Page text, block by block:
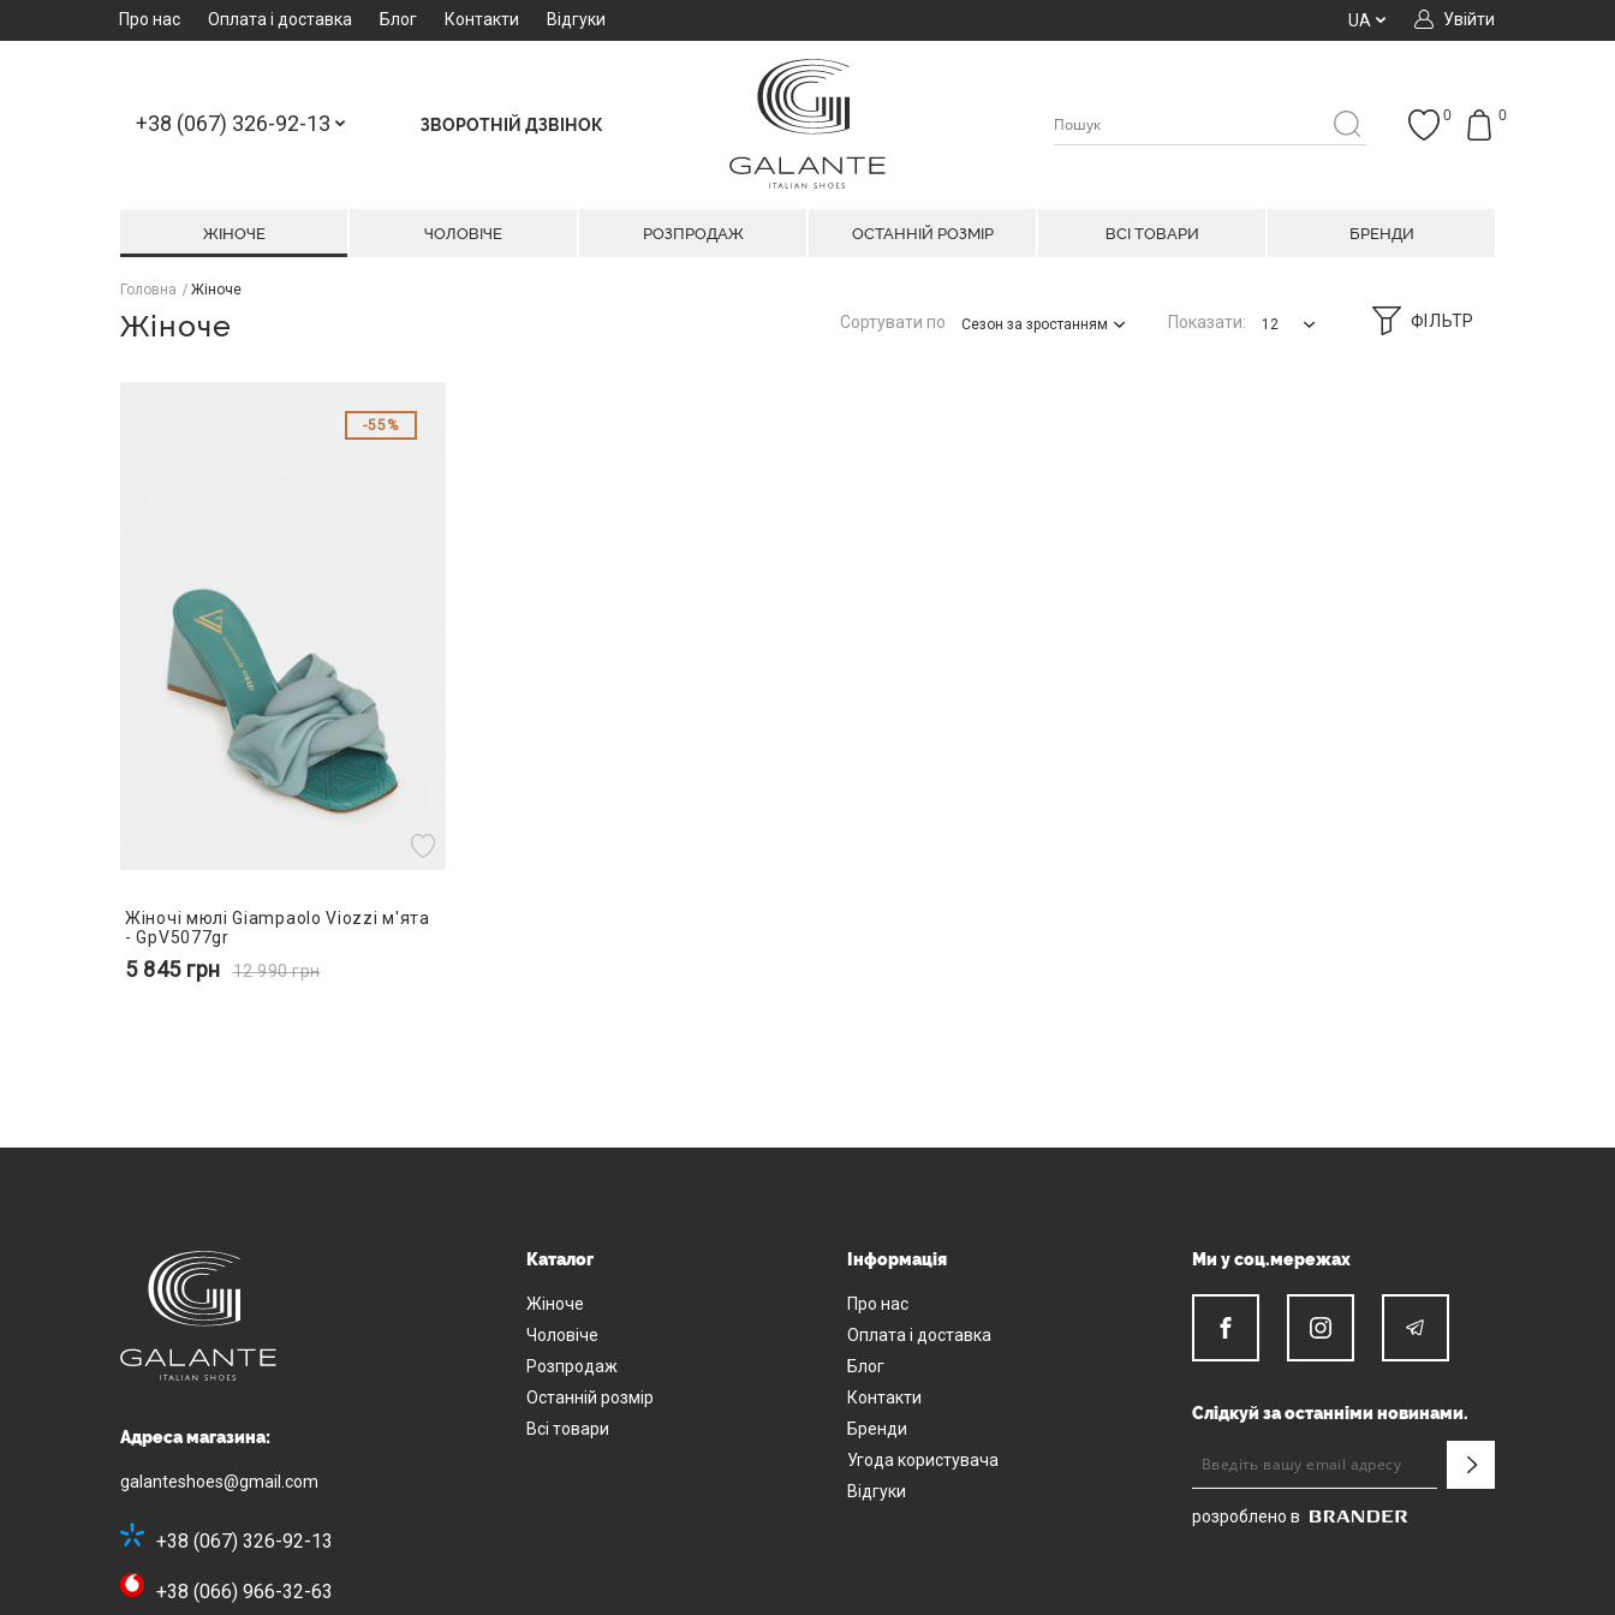
Про нас Оплата і доставка Блог Контакти Відгуки Увійти
UA
+38 (067) 326-92-13 ЗВОРОТНІЙ ДЗВІНОК
0
0
ЖІНОЧЕ ЧОЛОВІЧЕ РОЗПРОДАЖ ОСТАННІЙ РОЗМІР ВСІ ТОВАРИ БРЕНДИ
Головна Жіноче
Жіноче ФІЛЬТР
Сортувати по Сезон за зростанням Показати: 12
55%
Жіночі мюлі Giampaolo Viozzi м'ята
- GpV5077gr
5 845 грн 12 990грн
Адреса магазина:
galanteshoes@gmail.com
+38 (067) 326-92-13
+38 (066) 966-32-63
Каталог
Жіноче
Чоловіче
Розпродаж
Останній розмір
Всі товари
Інформація
Про нас
Оплата і доставка
Блог
Контакти
Бренди
Угода користувача
Відгуки
Ми у соц.мережах
Слідкуй за останніми новинами.
розроблено в